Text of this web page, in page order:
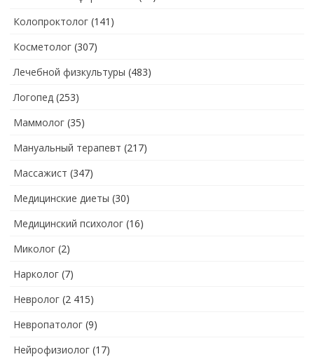
Колопроктолог (141)
Косметолог (307)
Лечебной физкультуры (483)
Логопед (253)
Маммолог (35)
Мануальный терапевт (217)
Массажист (347)
Медицинские диеты (30)
Медицинский психолог (16)
Миколог (2)
Нарколог (7)
Невролог (2 415)
Невропатолог (9)
Нейрофизиолог (17)